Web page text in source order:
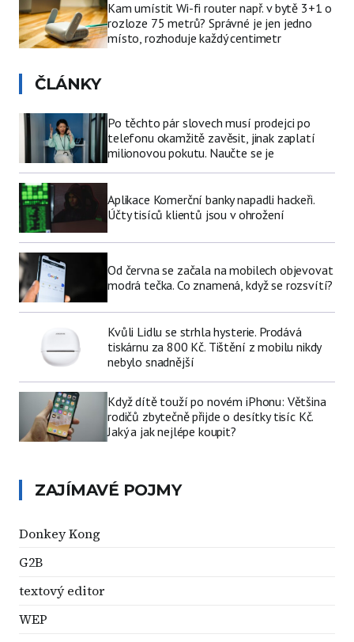
Kam umístit Wi-fi router např. v bytě 3+1 o
rozloze 75 metrů? Správné je jen jedno
místo, rozhoduje každý centimetr
ČLÁNKY
Po těchto pár slovech musí prodejci po
telefonu okamžitě zavěsit, jinak zaplatí
milionovou pokutu. Naučte se je
Aplikace Komerční banky napadli hackeři.
Účty tisíců klientů jsou v ohrožení
Od června se začala na mobilech objevovat
modrá tečka. Co znamená, když se rozsvítí?
Kvůli Lidlu se strhla hysterie. Prodává
tiskárnu za 800 Kč. Tištění z mobilu nikdy
nebylo snadnější
Když dítě touží po novém iPhonu: Většina
rodičů zbytečně přijde o desítky tisíc Kč.
Jaký a jak nejlépe koupit?
ZAJÍMAVÉ POJMY
Donkey Kong
G2B
textový editor
WEP